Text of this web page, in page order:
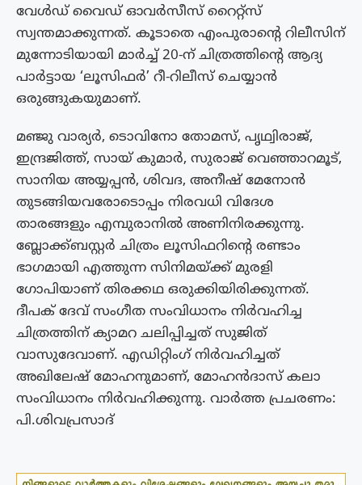
വേൾഡ് വൈഡ് ഓവർസീസ് റൈറ്റ്സ്
സ്വന്തമാക്കുന്നത്. കൂടാതെ എംപുരാൻ്റെ റിലീസിന്
മുന്നോടിയായി മാർച്ച് 20-ന് ചിത്രത്തിൻ്റെ ആദ്യ
പാർട്ടായ ‘ലൂസിഫർ’ റീ-റിലീസ് ചെയ്യാൻ
ഒരുങ്ങുകയുമാണ്.
മഞ്ജു വാര്യർ, ടൊവിനോ തോമസ്, പൃഥ്വിരാജ്,
ഇന്ദ്രജിത്ത്, സായ് കുമാർ, സുരാജ് വെഞ്ഞാറമൂട്,
സാനിയ അയ്യപ്പൻ, ശിവദ, അനീഷ് മേനോൻ
തുടങ്ങിയവരോടൊപ്പം നിരവധി വിദേശ
താരങ്ങളും എമ്പുരാനിൽ അണിനിരക്കുന്നു.
ബ്ലോക്ക്ബസ്റ്റർ ചിത്രം ലൂസിഫറിന്റെ രണ്ടാം
ഭാഗമായി എത്തുന്ന സിനിമയ്ക്ക് മുരളി
ഗോപിയാണ് തിരക്കഥ ഒരുക്കിയിരിക്കുന്നത്.
ദീപക് ദേവ് സംഗീത സംവിധാനം നിർവഹിച്ച
ചിത്രത്തിന് ക്യാമറ ചലിപ്പിച്ചത് സുജിത്
വാസുദേവാണ്. എഡിറ്റിംഗ് നിർവഹിച്ചത്
അഖിലേഷ് മോഹനുമാണ്, മോഹൻദാസ് കലാ
സംവിധാനം നിർവഹിക്കുന്നു. വാർത്ത പ്രചരണം:
പി.ശിവപ്രസാദ്